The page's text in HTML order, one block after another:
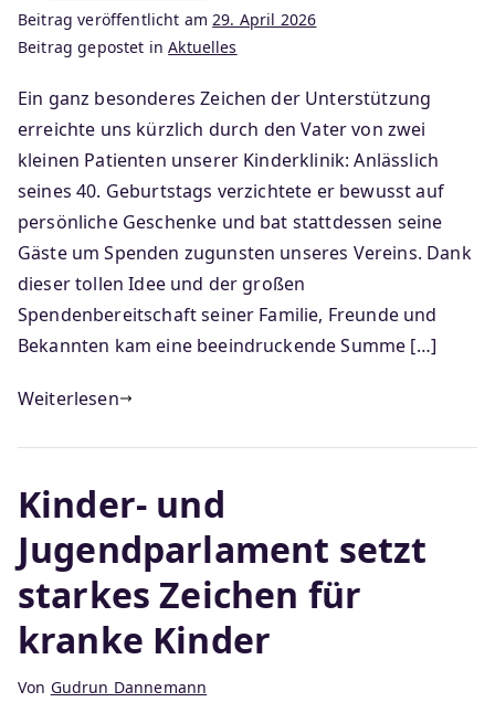
Beitrag veröffentlicht am29. April 2026
Beitrag gepostet inAktuelles
Ein ganz besonderes Zeichen der Unterstützung
erreichte uns kürzlich durch den Vater von zwei
kleinen Patienten unserer Kinderklinik: Anlässlich
seines 40. Geburtstags verzichtete er bewusst auf
persönliche Geschenke und bat stattdessen seine
Gäste um Spenden zugunsten unseres Vereins. Dank
dieser tollen Idee und der großen
Spendenbereitschaft seiner Familie, Freunde und
Bekannten kam eine beeindruckende Summe […]
Weiterlesen
Kinder- und
Jugendparlament setzt
starkes Zeichen für
kranke Kinder
Von Gudrun Dannemann